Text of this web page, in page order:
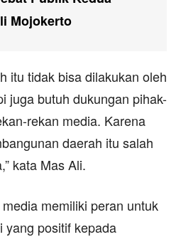
Mojokerto
itu tidak bisa dilakukan oleh
juga butuh dukungan pihak-
rekan media. Karena
daerah itu salah
kata Mas Ali.
memiliki peran untuk
yang positif kepada